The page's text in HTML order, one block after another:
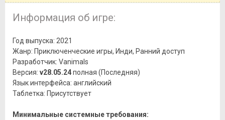
Информация об игре:
Год выпуска: 2021
Жанр: Приключенческие игры, Инди, Ранний доступ
Разработчик: Vanimals
Версия: v28.05.24полная (Последняя)
Язык интерфейса: английский
Таблетка: Присутствует
Минимальные системные требования: